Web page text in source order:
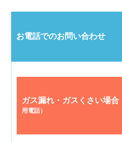
お電話でのお問い合わせ
ガス漏れ・ガスくさい場合
用電話）